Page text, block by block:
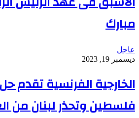
مبارك
عاجل
ديسمبر 19, 2023
الخارجية الفرنسية تقدم
فلسطين وتحذر لبنان من